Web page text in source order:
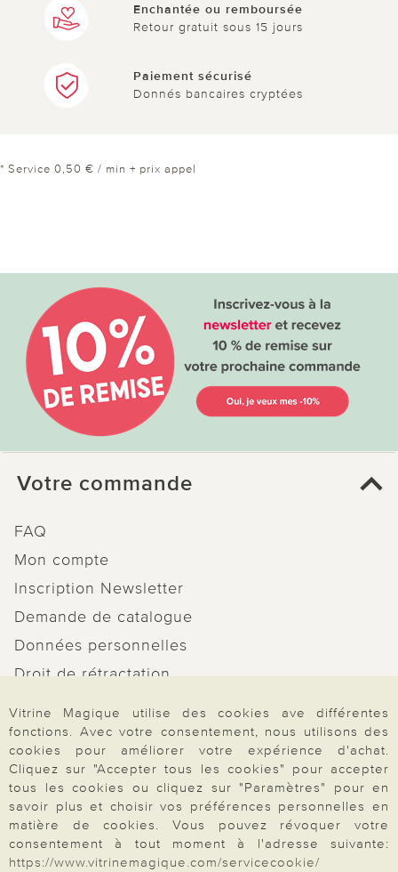
Enchantée ou remboursée
Retour gratuit sous 15 jours
Paiement sécurisé
Donnés bancaires cryptées
* Service 0,50 € / min + prix appel
Votre commande
FAQ
Mon compte
Inscription Newsletter
Demande de catalogue
Données personnelles
Droit de rétractation
Rétractation
Paiement & Livraison
Vitrine Magique utilise des cookies ave différentes
fonctions. Avec votre consentement, nous utilisons des
cookies pour améliorer votre expérience d'achat.
Cliquez sur "Accepter tous les cookies" pour accepter
tous les cookies ou cliquez sur "Paramètres" pour en
savoir plus et choisir vos préférences personnelles en
matière de cookies. Vous pouvez révoquer votre
consentement à tout moment à l'adresse suivante:
https://www.vitrinemagique.com/servicecookie/